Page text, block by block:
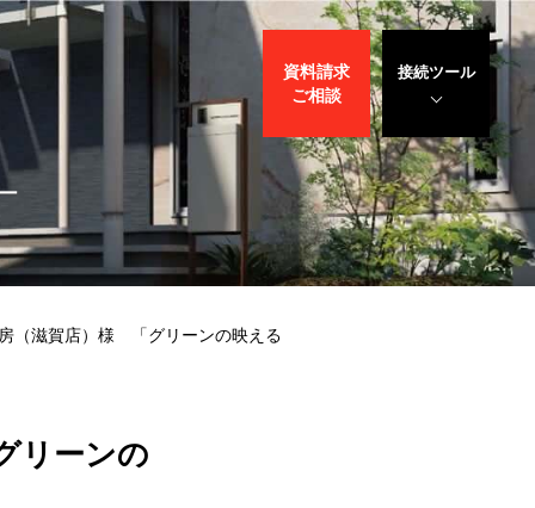
接続ツール
遠隔サポート
サリバン先生
WEBデモ
サポート
資料請求
ご相談
（滋賀店）様 「グリーンの映える
リーンの